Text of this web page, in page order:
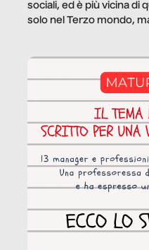
sociali, ed è più vicina di
solo nel Terzo mondo,